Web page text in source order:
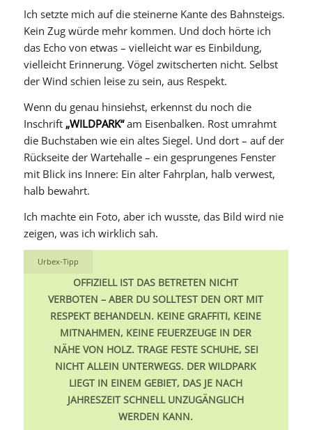
Ich setzte mich auf die steinerne Kante des Bahnsteigs.
Kein Zug würde mehr kommen. Und doch hörte ich
das Echo von etwas – vielleicht war es Einbildung,
vielleicht Erinnerung. Vögel zwitscherten nicht. Selbst
der Wind schien leise zu sein, aus Respekt.
Wenn du genau hinsiehst, erkennst du noch die
Inschrift „WILDPARK“am Eisenbalken. Rost umrahmt
die Buchstaben wie ein altes Siegel. Und dort – auf der
Rückseite der Wartehalle – ein gesprungenes Fenster
mit Blick ins Innere: Ein alter Fahrplan, halb verwest,
halb bewahrt.
Ich machte ein Foto, aber ich wusste, das Bild wird nie
zeigen, was ich wirklich sah.
Urbex-Tipp
OFFIZIELL IST DAS BETRETEN NICHT
VERBOTEN – ABER DU SOLLTEST DEN ORT MIT
RESPEKT BEHANDELN. KEINE GRAFFITI, KEINE
MITNAHMEN, KEINE FEUERZEUGE IN DER
NÄHE VON HOLZ. TRAGE FESTE SCHUHE, SEI
NICHT ALLEIN UNTERWEGS. DER WILDPARK
LIEGT IN EINEM GEBIET, DAS JE NACH
JAHRESZEIT SCHNELL UNZUGÄNGLICH
WERDEN KANN.